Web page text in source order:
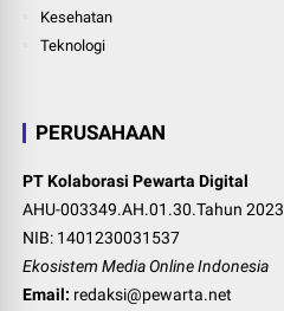
Kesehatan
Teknologi
PERUSAHAAN
PT Kolaborasi Pewarta Digital
AHU-003349.AH.01.30.Tahun 2023
NIB: 1401230031537
Ekosistem Media Online Indonesia
Email: redaksi@pewarta.net